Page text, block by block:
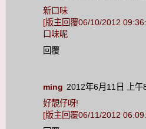
新口味
[版主回覆06/10/2012
口味呢
回覆
ming 2012年6月11日 上午
好靚仔呀!
[版主回覆06/11/2012